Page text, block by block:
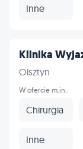
Inne
Klinika
Olsztyn
W ofercie m.in.:
Chirurgia
Inne